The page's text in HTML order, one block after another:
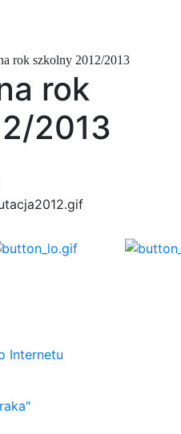
rok szkolny 2012/2013
rok
2013
Internetu